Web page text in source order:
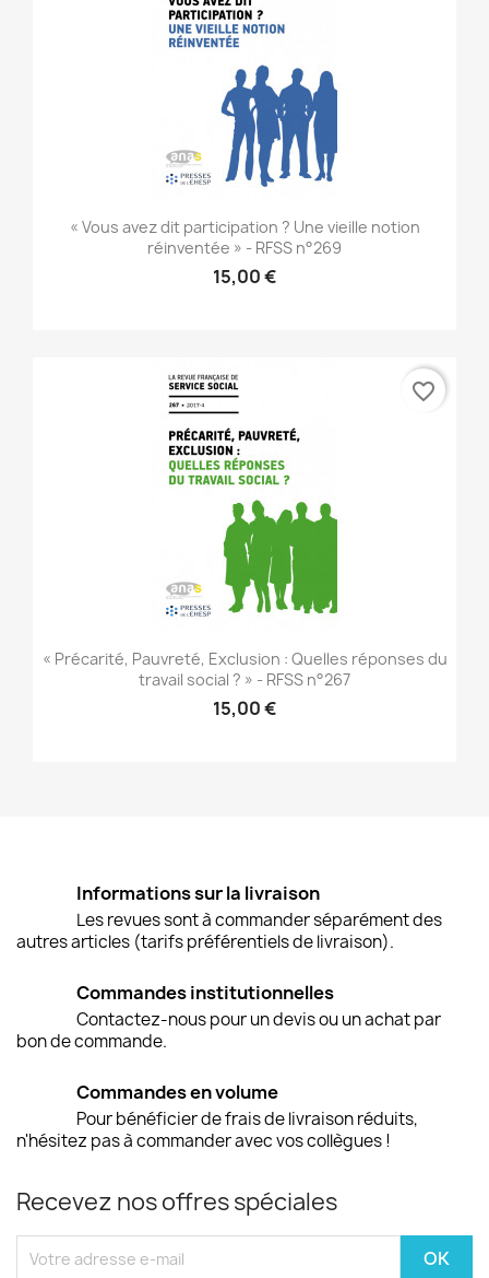
« Vous avez dit participation ? Une vieille notion
réinventée » - RFSS n°269
15,00 €
« Précarité, Pauvreté, Exclusion : Quelles réponses du
travail social ? » - RFSS n°267
15,00 €
favorite_border
Informations sur la livraison
Les revues sont à commander séparément des
autres articles (tarifs préférentiels de livraison).
Commandes institutionnelles
Contactez-nous pour un devis ou un achat par
bon de commande.
Commandes en volume
Pour bénéficier de frais de livraison réduits,
n'hésitez pas à commander avec vos collègues !
Recevez nos offres spéciales